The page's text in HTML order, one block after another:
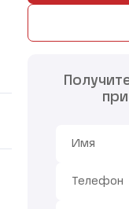
Имя
Телефон